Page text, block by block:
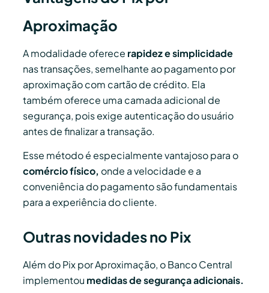
Aproximação
A modalidade oferece rapidez e simplicidade
nas transações, semelhante ao pagamento por
aproximação com cartão de crédito. Ela
também oferece uma camada adicional de
segurança, pois exige autenticação do usuário
antes de finalizar a transação.
Esse método é especialmente vantajoso para o
comércio físico, onde a velocidade e a
conveniência do pagamento são fundamentais
para a experiência do cliente.
Outras novidades no Pix
Além do Pix por Aproximação, o Banco Central
implementou medidas de segurança adicionais.